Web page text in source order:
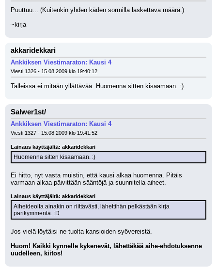
Puuttuu... (Kuitenkin yhden käden sormilla laskettava määrä.)
~kirja
akkaridekkari
Ankkiksen Viestimaraton: Kausi 4
Viesti 1326 - 15.08.2009 klo 19:40:12
Talleissa ei mitään yllättävää. Huomenna sitten kisaamaan. :)
Salwer1st/
Ankkiksen Viestimaraton: Kausi 4
Viesti 1327 - 15.08.2009 klo 19:41:52
Lainaus käyttäjältä: akkaridekkari
Huomenna sitten kisaamaan. :)
Ei hitto, nyt vasta muistin, että kausi alkaa huomenna. Pitäis
varmaan alkaa päivittään sääntöjä ja suunnitella aiheet.
Lainaus käyttäjältä: akkaridekkari
Aiheideoita ainakin on riittävästi, lähettihän pelkästään kirja
parikymmentä. :D
Jos vielä löytäisi ne tuolta kansioiden syövereistä.
Huom! Kaikki kynnelle kykenevät, lähettäkää aihe-ehdotuksenne
uudelleen, kiitos!